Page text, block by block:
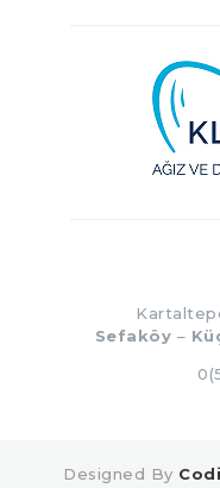
Sefaköy –
Designed By